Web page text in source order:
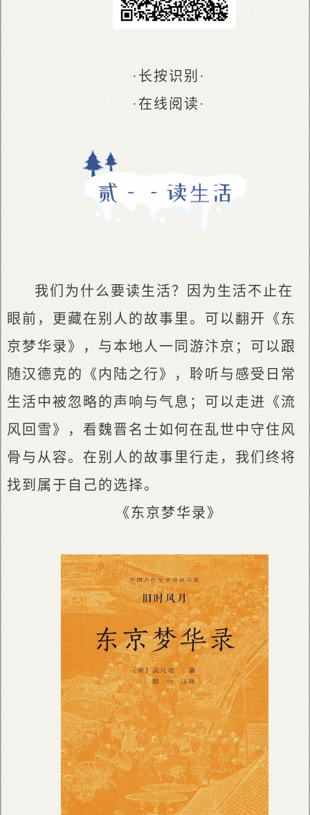
·长按识别·
·在线阅读·
我们为什么要读生活？因为生活不止在
眼前，更藏在别人的故事里。可以翻开《东
京梦华录》，与本地人一同游汴京；可以跟
随汉德克的《内陆之行》，聆听与感受日常
生活中被忽略的声响与气息；可以走进《流
风回雪》，看魏晋名士如何在乱世中守住风
骨与从容。在别人的故事里行走，我们终将
找到属于自己的选择。
《东京梦华录》